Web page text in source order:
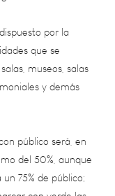
que sesalas
y demás
será, en
50%, aunque
75% de público;
con verde las